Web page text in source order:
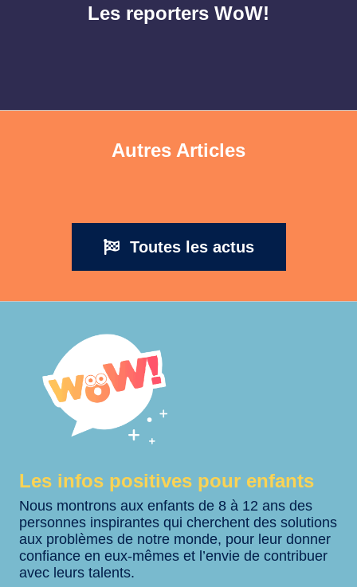
Les reporters WoW!
Autres Articles
Toutes les actus
Les infos positives pour enfants
Nous montrons aux enfants de 8 à 12 ans des
personnes inspirantes qui cherchent des solutions
aux problèmes de notre monde, pour leur donner
confiance en eux-mêmes et l’envie de contribuer
avec leurs talents.